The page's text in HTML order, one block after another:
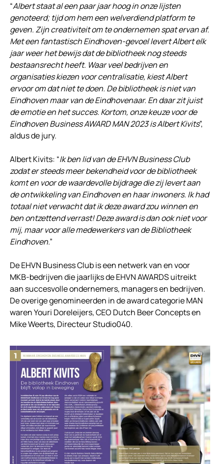
“Albert staat al een paar jaar hoog in onze lijsten
genoteerd; tijd om hem een welverdiend platform te
geven. Zijn creativiteit om te ondernemen spat ervan af.
Met een fantastisch Eindhoven-gevoel levert Albert elk
jaar weer het bewijs dat de bibliotheek nog steeds
bestaansrecht heeft. Waar veel bedrijven en
organisaties kiezen voor centralisatie, kiest Albert
ervoor om dat niet te doen. De bibliotheek is niet van
Eindhoven maar van de Eindhovenaar. En daar zit juist
de emotie en het succes. Kortom, onze keuze voor de
Eindhoven Business AWARD MAN 2023 is Albert Kivits”,
aldus de jury.
Albert Kivits: “Ik ben lid van de EHVN Business Club
zodat er steeds meer bekendheid voor de bibliotheek
komt en voor de waardevolle bijdrage die zij levert aan
de ontwikkeling van Eindhoven en haar inwoners. Ik had
totaal niet verwacht dat ik deze award zou winnen en
ben ontzettend verrast! Deze award is dan ook niet voor
mij, maar voor alle medewerkers van de Bibliotheek
Eindhoven.”
De EHVN Business Club is een netwerk van en voor
MKB-bedrijven die jaarlijks de EHVN AWARDS uitreikt
aan succesvolle ondernemers, managers en bedrijven.
De overige genomineerden in de award categorie MAN
waren Youri Doreleijers, CEO Dutch Beer Concepts en
Mike Weerts, Directeur Studio040.